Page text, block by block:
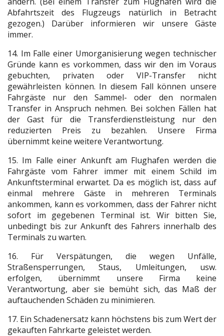
Abfahrtszeit des Flugzeugs natürlich in Betracht
gezogen.) Darüber informieren wir unsere Gäste
immer.
14. Im Falle einer Umorganisierung wegen technischer
Gründe kann es vorkommen, dass wir den im Voraus
gebuchten, privaten oder VIP-Transfer nicht
gewährleisten können. In diesem Fall können unsere
Fahrgäste nur den Sammel- oder den normalen
Transfer in Anspruch nehmen. Bei solchen Fällen hat
der Gast für die Transferdienstleistung nur den
reduzierten Preis zu bezahlen. Unsere Firma
übernimmt keine weitere Verantwortung.
15. Im Falle einer Ankunft am Flughafen werden die
Fahrgäste vom Fahrer immer mit einem Schild im
Ankunftsterminal erwartet. Da es möglich ist, dass auf
einmal mehrere Gäste in mehreren Terminals
ankommen, kann es vorkommen, dass der Fahrer nicht
sofort im gegebenen Terminal ist. Wir bitten Sie,
unbedingt bis zur Ankunft des Fahrers innerhalb des
Terminals zu warten.
16. Für Verspätungen, die wegen Unfälle,
Straßensperrungen, Staus, Umleitungen, usw.
erfolgen, übernimmt unsere Firma keine
Verantwortung, aber sie bemüht sich, das Maß der
auftauchenden Schäden zu minimieren.
17. Ein Schadenersatz kann höchstens bis zum Wert der
gekauften Fahrkarte geleistet werden.